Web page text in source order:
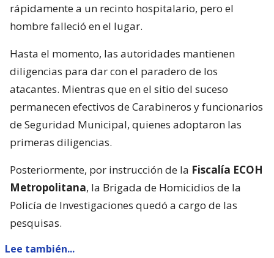
rápidamente a un recinto hospitalario, pero el
hombre falleció en el lugar.
Hasta el momento, las autoridades mantienen
diligencias para dar con el paradero de los
atacantes. Mientras que en el sitio del suceso
permanecen efectivos de Carabineros y funcionarios
de Seguridad Municipal, quienes adoptaron las
primeras diligencias.
Posteriormente, por instrucción de la Fiscalía ECOH
Metropolitana, la Brigada de Homicidios de la
Policía de Investigaciones quedó a cargo de las
pesquisas.
Lee también...